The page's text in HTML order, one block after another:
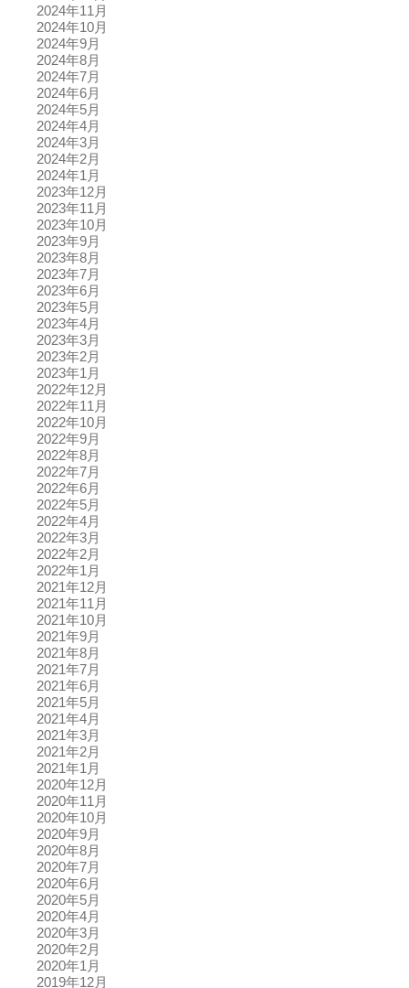
2024年11月
2024年10月
2024年9月
2024年8月
2024年7月
2024年6月
2024年5月
2024年4月
2024年3月
2024年2月
2024年1月
2023年12月
2023年11月
2023年10月
2023年9月
2023年8月
2023年7月
2023年6月
2023年5月
2023年4月
2023年3月
2023年2月
2023年1月
2022年12月
2022年11月
2022年10月
2022年9月
2022年8月
2022年7月
2022年6月
2022年5月
2022年4月
2022年3月
2022年2月
2022年1月
2021年12月
2021年11月
2021年10月
2021年9月
2021年8月
2021年7月
2021年6月
2021年5月
2021年4月
2021年3月
2021年2月
2021年1月
2020年12月
2020年11月
2020年10月
2020年9月
2020年8月
2020年7月
2020年6月
2020年5月
2020年4月
2020年3月
2020年2月
2020年1月
2019年12月